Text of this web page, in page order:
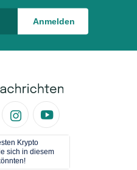
Krypto
sich in diesem